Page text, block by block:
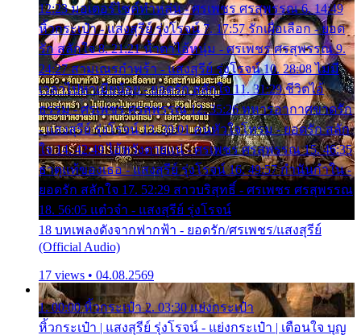
12:23 มอเตอร์ไซค์ทำหล่น - ศรเพชร ศรสุพรรณ 6. 14:49
หิ้วกระเป๋า - แสงสุรีย์ รุ่งโรจน์ 7. 17:57 รักเผื่อเลือก - ยอด
รัก สลักใจ 8. 21:21 น้ำตาไอ้หนุ่ม - ศรเพชร ศรสุพรรณ 9.
24:27 สามเณรกำพร้า - แสงสุรีย์ รุ่งโรจน์ 10. 28:08 ไม่มี
เวลาไปหาเมียน้อย - ยอดรัก สลักใจ 11. 31:29 ชีวิตไอ้
ธรรม - ศรเพชร ศรสุพรรณ 12. 35:26 ทหารอากาศขาดรัก
- แสงสุรีย์ รุ่งโรจน์ 13. 39:01 คนหัวใจโทรม - ยอดรัก สลัก
ใจ 14. 42:49 ไอ้หวังตายแน่ - ศรเพชร ศรสุพรรณ 15. 46:35
ธาตุแท้ของเธอ - แสงสุรีย์ รุ่งโรจน์ 16. 49:57 กำนันกำใน -
ยอดรัก สลักใจ 17. 52:29 สาวบริสุทธิ์ - ศรเพชร ศรสุพรรณ
18. 56:05 แต๋วจ๋า - แสงสุรีย์ รุ่งโรจน์
18 บทเพลงดังจากฟากฟ้า - ยอดรัก/ศรเพชร/แสงสุรีย์
(Official Audio)
17 views • 04.08.2569
1. 00:00 หิ้วกระเป๋า 2. 03:30 แย่งกระเป๋า
หิ้วกระเป๋า | แสงสุรีย์ รุ่งโรจน์ - แย่งกระเป๋า | เตือนใจ บุญ